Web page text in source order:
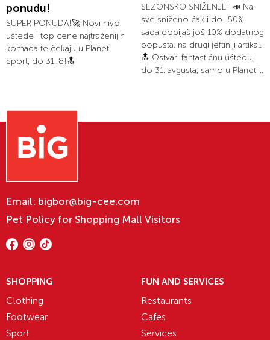
ponudu!
SUPER PONUDA!🚀 Novi nivo
uštede i top cene najtraženijih
komada te čekaju u Planeti
Sport, do 31. 8!🔝
SEZONSKO SNIŽENJE! 📣 Na
sve sniženo čak i do -50%,
sada dobijaš još 10% dodatnog
popusta, na drugi jeftiniji artikal.
🔝 Ostvari fantastičnu uštedu,
do 31. avgusta, samo u Planeti...
Email: bigbor@big-cee.com
Pet Policy for Shopping Mall Visitors
SHOPPING
Clothing
Footwear
Sport
FUN AND SERVICES
Restaurants
Cafes
Services